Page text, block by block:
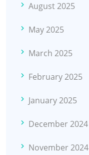
August 2025
May 2025
March 2025
February 2025
January 2025
December 2024
November 2024